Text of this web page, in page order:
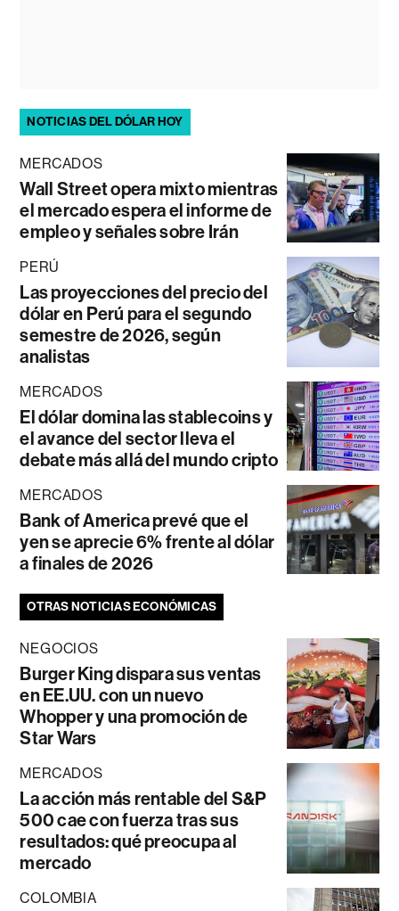
NOTICIAS DEL DÓLAR HOY
MERCADOS
Wall Street opera mixto mientras
el mercado espera el informe de
empleo y señales sobre Irán
PERÚ
Las proyecciones del precio del
dólar en Perú para el segundo
semestre de 2026, según
analistas
MERCADOS
El dólar domina las stablecoins y
el avance del sector lleva el
debate más allá del mundo cripto
MERCADOS
Bank of America prevé que el
yen se aprecie 6% frente al dólar
a finales de 2026
OTRAS NOTICIAS ECONÓMICAS
NEGOCIOS
Burger King dispara sus ventas
en EE.UU. con un nuevo
Whopper y una promoción de
Star Wars
MERCADOS
La acción más rentable del S&P
500 cae con fuerza tras sus
resultados: qué preocupa al
mercado
COLOMBIA